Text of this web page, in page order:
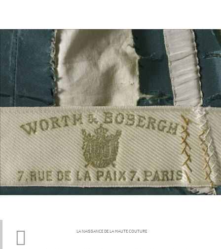
LA NAISSANCE DE LA HAUTE COUTURE